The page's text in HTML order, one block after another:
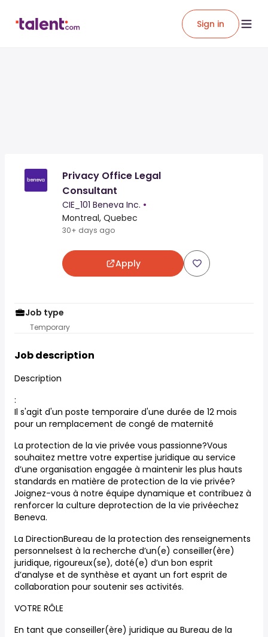
Sign in
Privacy Office Legal
Consultant
CIE_101 Beneva Inc. •
Montreal, Quebec
30+ days ago
Apply
Job type
Temporary
Job description
Description
:
Il s'agit d'un poste temporaire d'une durée de 12 mois
pour un remplacement de congé de maternité
La protection de la vie privée vous passionne?Vous
souhaitez mettre votre expertise juridique au service
d’une organisation engagée à maintenir les plus hauts
standards en matière de protection de la vie privée?
Joignez-vous à notre équipe dynamique et contribuez à
renforcer la culture deprotection de la vie privéechez
Beneva.
La DirectionBureau de la protection des renseignements
personnelsest à la recherche d’un(e) conseiller(ère)
juridique, rigoureux(se), doté(e) d’un bon esprit
d’analyse et de synthèse et ayant un fort esprit de
collaboration pour soutenir ses activités.
VOTRE RÔLE
En tant que conseiller(ère) juridique au Bureau de la